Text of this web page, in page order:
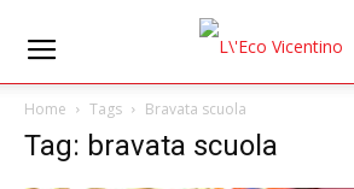
Home Tags Bravata scuola
Tag: bravata scuola